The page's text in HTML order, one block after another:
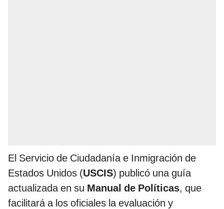
El Servicio de Ciudadanía e Inmigración de
Estados Unidos (USCIS) publicó una guía
actualizada en su Manual de Políticas, que
facilitará a los oficiales la evaluación y